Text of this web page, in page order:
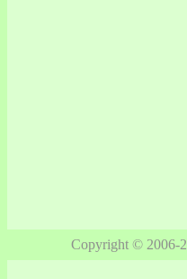
Copyright © 2006-